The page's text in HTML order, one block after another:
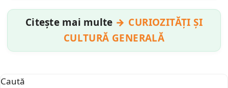
Citește mai multe
CURIOZITĂȚI ȘI
CULTURĂ GENERALĂ
Caută